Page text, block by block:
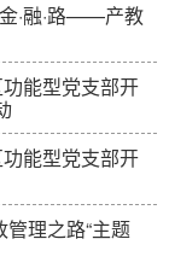
·融·路——产教
能型党支部开
能型党支部开
管理之路“主题